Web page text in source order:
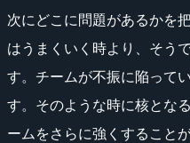
次にどこに問題があるかを
はうまくいく時より、そう
す。チームが不振に陥って
す。そのような時に核とな
ームをさらに強くすること